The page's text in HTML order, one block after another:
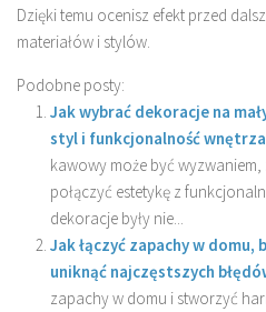
Dzięki temu ocenisz efekt przed
materiałów i stylów.
Podobne posty:
Jak wybrać dekoracje na
styl i funkcjonalność wnętrza
kawowy może być
połączyć estetykę z
dekoracje były nie...
Jak łączyć zapachy w
uniknąć najczęstszych
zapachy w domu i stworzyć